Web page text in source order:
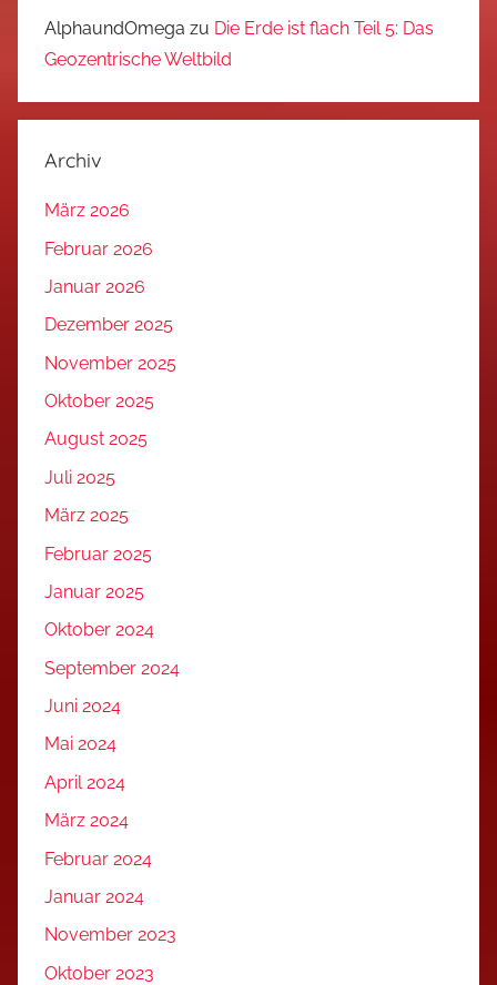
AlphaundOmega zu Die Erde ist flach Teil 5: Das
Geozentrische Weltbild
Archiv
März 2026
Februar 2026
Januar 2026
Dezember 2025
November 2025
Oktober 2025
August 2025
Juli 2025
März 2025
Februar 2025
Januar 2025
Oktober 2024
September 2024
Juni 2024
Mai 2024
April 2024
März 2024
Februar 2024
Januar 2024
November 2023
Oktober 2023